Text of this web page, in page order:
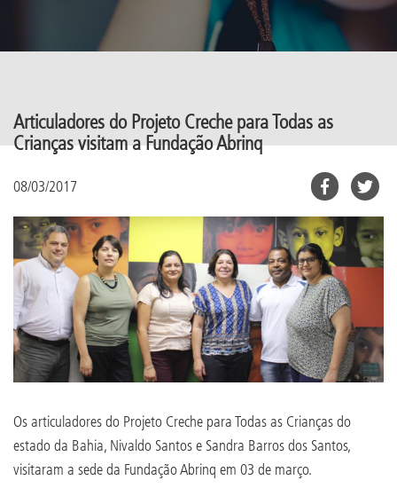
Articuladores do Projeto Creche para Todas as
Crianças visitam a Fundação Abrinq
08/03/2017
Os articuladores do Projeto Creche para Todas as Crianças do
estado da Bahia, Nivaldo Santos e Sandra Barros dos Santos,
visitaram a sede da Fundação Abrinq em 03 de março.